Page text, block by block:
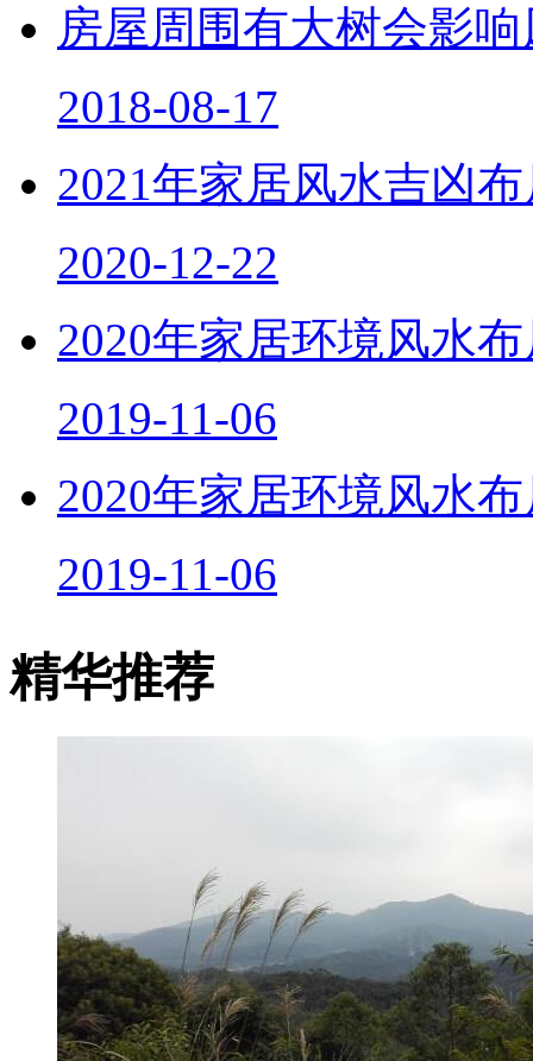
房屋周围有大树会影
2018-08-17
2021年家居风水吉凶
2020-12-22
2020年家居环境风水
2019-11-06
2020年家居环境风水
2019-11-06
精华推荐